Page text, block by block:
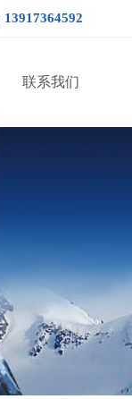
13917364592
联系我们